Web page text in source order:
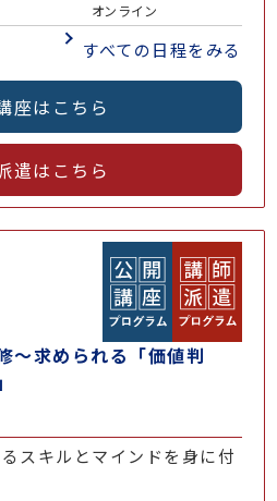
オンライン
すべての日程をみる
座はこちら
遣はこちら
～求められる「価値判
スキルとマインドを身に付